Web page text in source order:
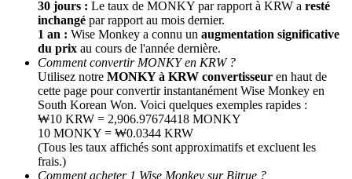
30 jours : Le taux de MONKY par rapport à KRW a resté
inchangé par rapport au mois dernier.
1 an : Wise Monkey a connu un augmentation significative
du prix au cours de l'année dernière.
Comment convertir MONKY en KRW ?
Utilisez notre MONKY à KRW convertisseur en haut de
cette page pour convertir instantanément Wise Monkey en
South Korean Won. Voici quelques exemples rapides :
₩10 KRW = 2,906.97674418 MONKY
10 MONKY = ₩0.0344 KRW
(Tous les taux affichés sont approximatifs et excluent les
frais.)
Comment acheter 1 Wise Monkey sur Bitrue ?